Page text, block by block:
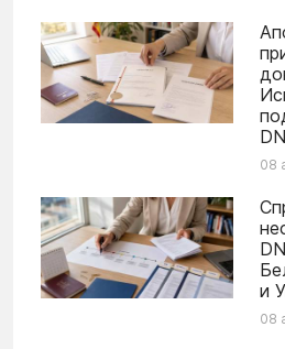
08
и
08